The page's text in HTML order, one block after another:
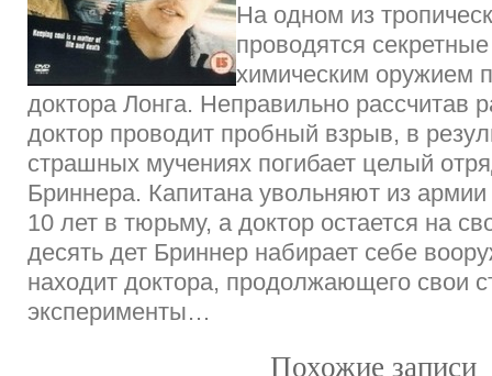
На одном из
проводятся
химическим оружием
доктора Лонга. Неправильно рассчитав
доктор проводит пробный взрыв, в
страшных мучениях погибает целый
Бриннера. Капитана увольняют из
10 лет в тюрьму, а доктор остается на
десять дет Бриннер набирает себе
находит доктора, продолжающего свои
эксперименты…
Похожие записи